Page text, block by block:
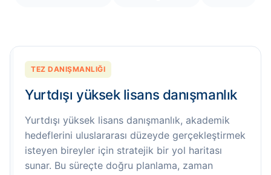
TEZ DANIŞMANLIĞI
Yurtdışı yüksek lisans danışmanlık
Yurtdışı yüksek lisans danışmanlık, akademik
hedeflerini uluslararası düzeyde gerçekleştirmek
isteyen bireyler için stratejik bir yol haritası
sunar. Bu süreçte doğru planlama, zaman